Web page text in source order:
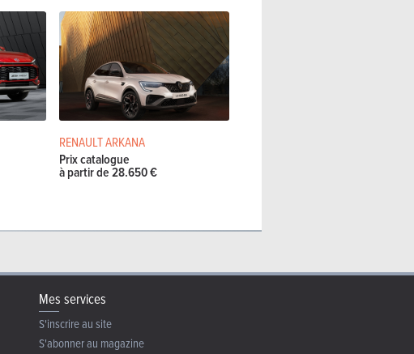
RENAULT ARKANA
Prix catalogue
à partir de 28.650 €
Mes services
S'inscrire au site
S'abonner au magazine